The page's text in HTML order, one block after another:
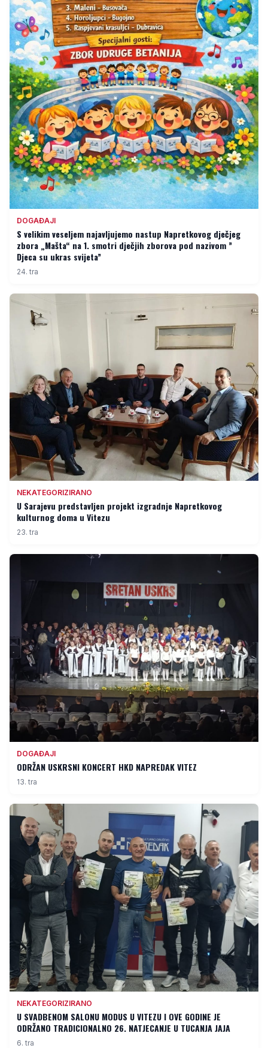
DOGAĐAJI
S velikim veseljem najavljujemo nastup Napretkovog dječjeg
zbora „Mašta“ na 1. smotri dječjih zborova pod nazivom ”
Djeca su ukras svijeta”
24. tra
NEKATEGORIZIRANO
U Sarajevu predstavljen projekt izgradnje Napretkovog
kulturnog doma u Vitezu
23. tra
DOGAĐAJI
ODRŽAN USKRSNI KONCERT HKD NAPREDAK VITEZ
13. tra
NEKATEGORIZIRANO
U SVADBENOM SALONU MODUS U VITEZU I OVE GODINE JE
ODRŽANO TRADICIONALNO 26. NATJECANJE U TUCANJA JAJA
6. tra